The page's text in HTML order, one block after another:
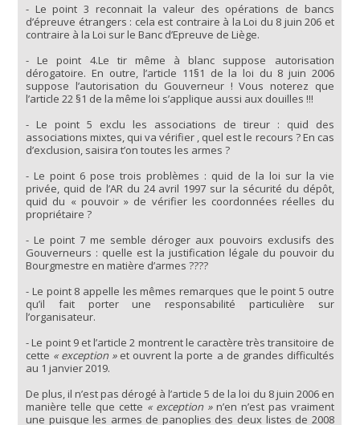
- Le point 3 reconnait la valeur des opérations de bancs
d’épreuve étrangers : cela est contraire à la Loi du 8 juin 206 et
contraire à la Loi sur le Banc d’Epreuve de Liège.
- Le point 4.Le tir même à blanc suppose autorisation
dérogatoire. En outre, l’article 11§1 de la loi du 8 juin 2006
suppose l’autorisation du Gouverneur ! Vous noterez que
l’article 22 §1 de la même loi s’applique aussi aux douilles !!!
- Le point 5 exclu les associations de tireur : quid des
associations mixtes, qui va vérifier , quel est le recours ? En cas
d’exclusion, saisira t’on toutes les armes ?
- Le point 6 pose trois problèmes : quid de la loi sur la vie
privée, quid de l’AR du 24 avril 1997 sur la sécurité du dépôt,
quid du « pouvoir » de vérifier les coordonnées réelles du
propriétaire ?
- Le point 7 me semble déroger aux pouvoirs exclusifs des
Gouverneurs : quelle est la justification légale du pouvoir du
Bourgmestre en matière d’armes ????
- Le point 8 appelle les mêmes remarques que le point 5 outre
qu’il fait porter une responsabilité particulière sur
l’organisateur.
- Le point 9 et l’article 2 montrent le caractère très transitoire de
cette « exception »et ouvrent la porte a de grandes difficultés
au 1 janvier 2019.
De plus, il n’est pas dérogé à l’article 5 de la loi du 8 juin 2006 en
manière telle que cette « exception »n’en n’est pas vraiment
une puisque les armes de panoplies des deux listes de 2008